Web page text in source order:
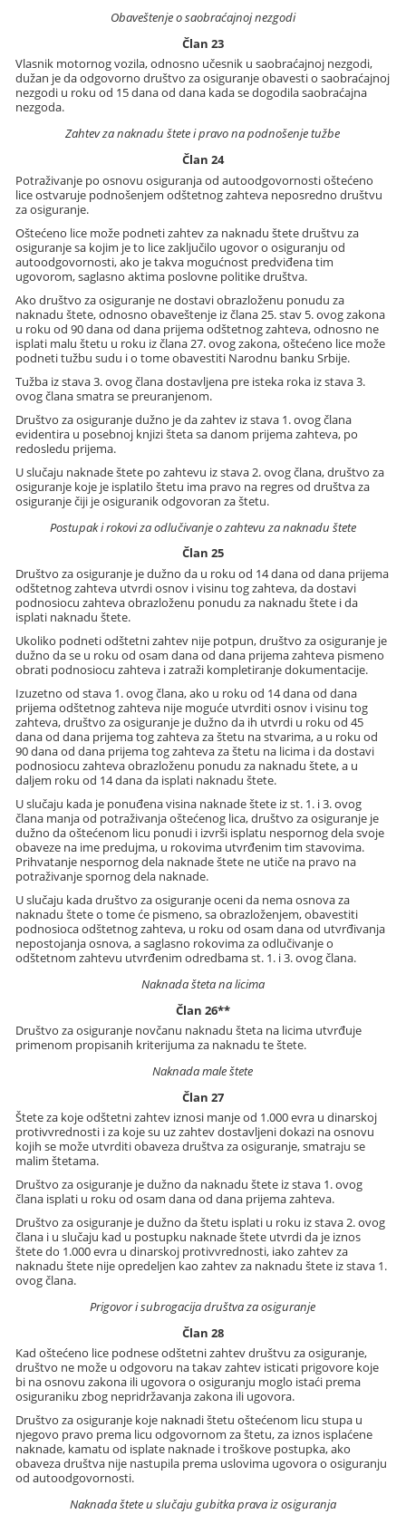
Obaveštenje o saobraćajnoj nezgodi
Član 23
Vlasnik motornog vozila, odnosno učesnik u saobraćajnoj nezgodi,
dužan je da odgovorno društvo za osiguranje obavesti o saobraćajnoj
nezgodi u roku od 15 dana od dana kada se dogodila saobraćajna
nezgoda.
Zahtev za naknadu štete i pravo na podnošenje tužbe
Član 24
Potraživanje po osnovu osiguranja od autoodgovornosti oštećeno
lice ostvaruje podnošenjem odštetnog zahteva neposredno društvu
za osiguranje.
Oštećeno lice može podneti zahtev za naknadu štete društvu za
osiguranje sa kojim je to lice zaključilo ugovor o osiguranju od
autoodgovornosti, ako je takva mogućnost predviđena tim
ugovorom, saglasno aktima poslovne politike društva.
Ako društvo za osiguranje ne dostavi obrazloženu ponudu za
naknadu štete, odnosno obaveštenje iz člana 25. stav 5. ovog zakona
u roku od 90 dana od dana prijema odštetnog zahteva, odnosno ne
isplati malu štetu u roku iz člana 27. ovog zakona, oštećeno lice može
podneti tužbu sudu i o tome obavestiti Narodnu banku Srbije.
Tužba iz stava 3. ovog člana dostavljena pre isteka roka iz stava 3.
ovog člana smatra se preuranjenom.
Društvo za osiguranje dužno je da zahtev iz stava 1. ovog člana
evidentira u posebnoj knjizi šteta sa danom prijema zahteva, po
redosledu prijema.
U slučaju naknade štete po zahtevu iz stava 2. ovog člana, društvo za
osiguranje koje je isplatilo štetu ima pravo na regres od društva za
osiguranje čiji je osiguranik odgovoran za štetu.
Postupak i rokovi za odlučivanje o zahtevu za naknadu štete
Član 25
Društvo za osiguranje je dužno da u roku od 14 dana od dana prijema
odštetnog zahteva utvrdi osnov i visinu tog zahteva, da dostavi
podnosiocu zahteva obrazloženu ponudu za naknadu štete i da
isplati naknadu štete.
Ukoliko podneti odštetni zahtev nije potpun, društvo za osiguranje je
dužno da se u roku od osam dana od dana prijema zahteva pismeno
obrati podnosiocu zahteva i zatraži kompletiranje dokumentacije.
Izuzetno od stava 1. ovog člana, ako u roku od 14 dana od dana
prijema odštetnog zahteva nije moguće utvrditi osnov i visinu tog
zahteva, društvo za osiguranje je dužno da ih utvrdi u roku od 45
dana od dana prijema tog zahteva za štetu na stvarima, a u roku od
90 dana od dana prijema tog zahteva za štetu na licima i da dostavi
podnosiocu zahteva obrazloženu ponudu za naknadu štete, a u
daljem roku od 14 dana da isplati naknadu štete.
U slučaju kada je ponuđena visina naknade štete iz st. 1. i 3. ovog
člana manja od potraživanja oštećenog lica, društvo za osiguranje je
dužno da oštećenom licu ponudi i izvrši isplatu nespornog dela svoje
obaveze na ime predujma, u rokovima utvrđenim tim stavovima.
Prihvatanje nespornog dela naknade štete ne utiče na pravo na
potraživanje spornog dela naknade.
U slučaju kada društvo za osiguranje oceni da nema osnova za
naknadu štete o tome će pismeno, sa obrazloženjem, obavestiti
podnosioca odštetnog zahteva, u roku od osam dana od utvrđivanja
nepostojanja osnova, a saglasno rokovima za odlučivanje o
odštetnom zahtevu utvrđenim odredbama st. 1. i 3. ovog člana.
Naknada šteta na licima
Član 26**
Društvo za osiguranje novčanu naknadu šteta na licima utvrđuje
primenom propisanih kriterijuma za naknadu te štete.
Naknada male štete
Član 27
Štete za koje odštetni zahtev iznosi manje od 1.000 evra u dinarskoj
protivvrednosti i za koje su uz zahtev dostavljeni dokazi na osnovu
kojih se može utvrditi obaveza društva za osiguranje, smatraju se
malim štetama.
Društvo za osiguranje je dužno da naknadu štete iz stava 1. ovog
člana isplati u roku od osam dana od dana prijema zahteva.
Društvo za osiguranje je dužno da štetu isplati u roku iz stava 2. ovog
člana i u slučaju kad u postupku naknade štete utvrdi da je iznos
štete do 1.000 evra u dinarskoj protivvrednosti, iako zahtev za
naknadu štete nije opredeljen kao zahtev za naknadu štete iz stava 1.
ovog člana.
Prigovor i subrogacija društva za osiguranje
Član 28
Kad oštećeno lice podnese odštetni zahtev društvu za osiguranje,
društvo ne može u odgovoru na takav zahtev isticati prigovore koje
bi na osnovu zakona ili ugovora o osiguranju moglo istaći prema
osiguraniku zbog nepridržavanja zakona ili ugovora.
Društvo za osiguranje koje naknadi štetu oštećenom licu stupa u
njegovo pravo prema licu odgovornom za štetu, za iznos isplaćene
naknade, kamatu od isplate naknade i troškove postupka, ako
obaveza društva nije nastupila prema uslovima ugovora o osiguranju
od autoodgovornosti.
Naknada štete u slučaju gubitka prava iz osiguranja